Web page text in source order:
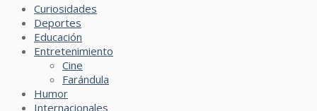
Curiosidades
Deportes
Educación
Entretenimiento
Cine
Farándula
Humor
Internacionales